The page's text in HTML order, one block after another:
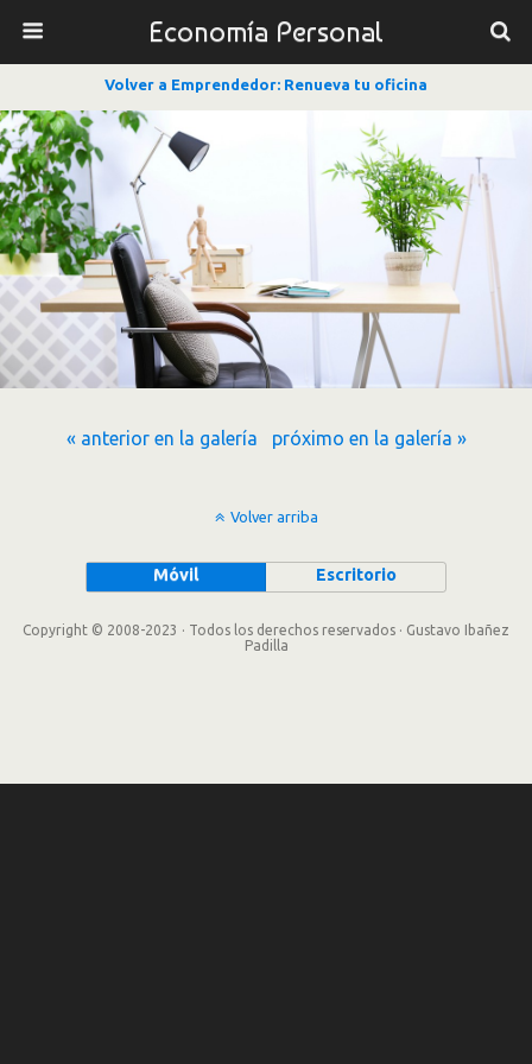
Economía Personal
Volver a Emprendedor: Renueva tu oficina
« anterior en la galería próximo en la galería »
Volver arriba
Móvil Escritorio
Copyright © 2008-2023 · Todos los derechos reservados · Gustavo Ibañez
Padilla